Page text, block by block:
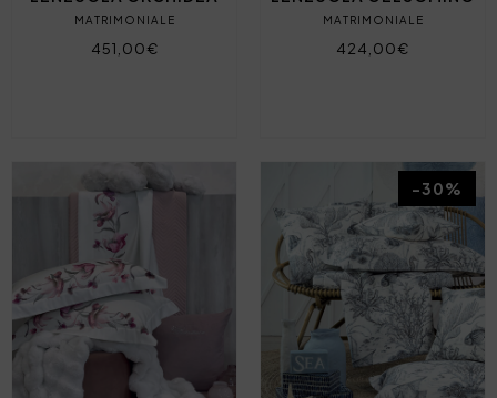
MATRIMONIALE
451,00€
MATRIMONIALE
424,00€
-30%